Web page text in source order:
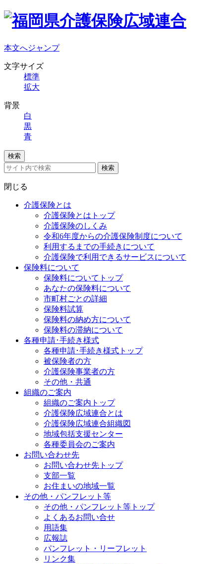
本文へジャンプ
文字サイズ
標準
拡大
背景
白
黒
青
検索
検索
閉じる
介護保険とは
介護保険とはトップ
介護保険のしくみ
令和6年度からの介護保険制度について
利用するまでの手続きについて
介護保険で利用できるサービスについて
保険料について
保険料についてトップ
あなたの保険料について
市町村ごとの詳細
保険料試算
保険料の納め方について
保険料の滞納について
各種申請･手続き様式
各種申請･手続き様式トップ
被保険者の方
介護保険事業者の方
その他・共通
組織のご案内
組織のご案内トップ
介護保険広域連合とは
介護保険広域連合組織図
地域包括支援センター
各種委員会のご案内
お問い合わせ先
お問い合わせ先トップ
支部一覧
お住まいの地域一覧
その他・パンフレット等
その他・パンフレット等トップ
よくあるお問い合せ
用語集
広報誌
パンフレット・リーフレット
リンク集